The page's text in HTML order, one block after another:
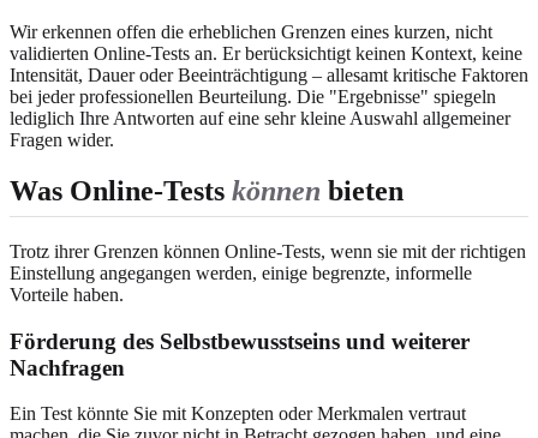
Wir erkennen offen die erheblichen Grenzen eines kurzen, nicht
validierten Online-Tests an. Er berücksichtigt keinen Kontext, keine
Intensität, Dauer oder Beeinträchtigung – allesamt kritische Faktoren
bei jeder professionellen Beurteilung. Die "Ergebnisse" spiegeln
lediglich Ihre Antworten auf eine sehr kleine Auswahl allgemeiner
Fragen wider.
Was Online-Tests können bieten
Trotz ihrer Grenzen können Online-Tests, wenn sie mit der richtigen
Einstellung angegangen werden, einige begrenzte, informelle
Vorteile haben.
Förderung des Selbstbewusstseins und weiterer
Nachfragen
Ein Test könnte Sie mit Konzepten oder Merkmalen vertraut